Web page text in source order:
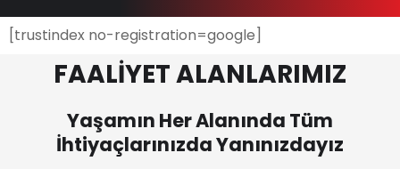
[trustindex no-registration=google]
FAALİYET ALANLARIMIZ
Yaşamın Her Alanında Tüm
İhtiyaçlarınızda Yanınızdayız